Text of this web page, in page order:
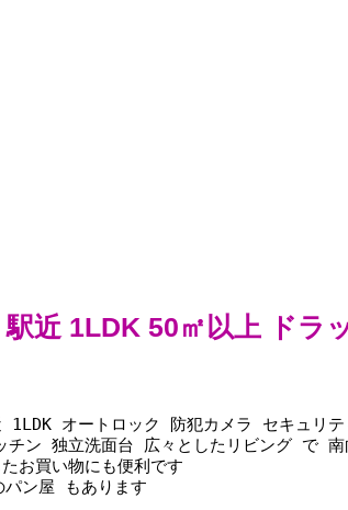
駅近 1LDK 50㎡以上 ドラ
オートロック 防犯カメラ セキュリテ
チン 独立洗面台 広々としたリビング で
お買い物にも便利です
ン屋 もあります